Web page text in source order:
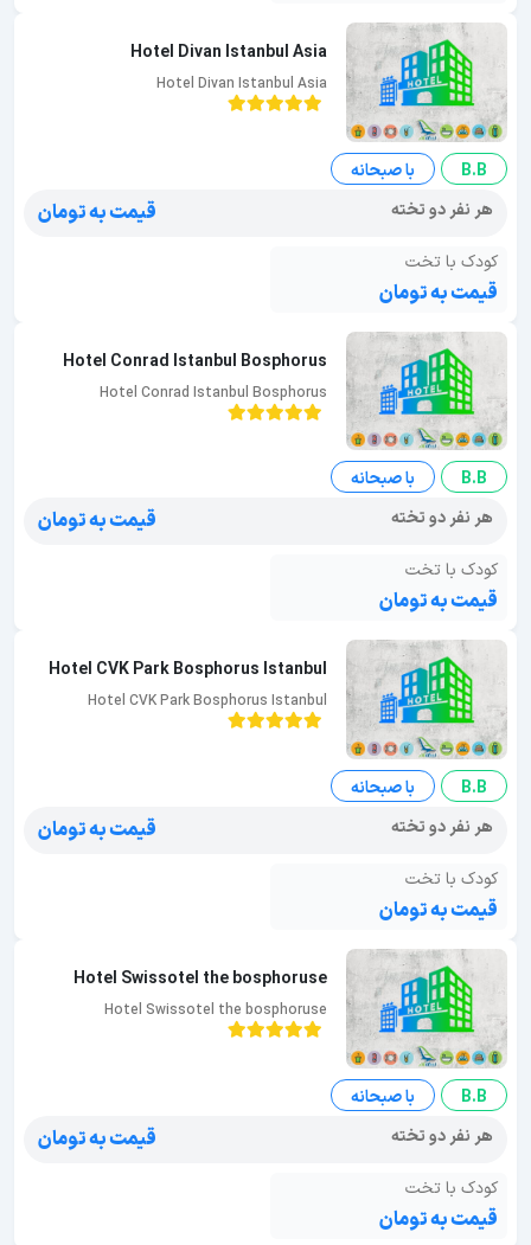
Hotel Divan Istanbul Asia
Hotel Divan Istanbul Asia
B.B
با صبحانه
هر نفر دو تخته
قیمت به تومان
کودک با تخت
قیمت به تومان
Hotel Conrad Istanbul Bosphorus
Hotel Conrad Istanbul Bosphorus
B.B
با صبحانه
هر نفر دو تخته
قیمت به تومان
کودک با تخت
قیمت به تومان
Hotel CVK Park Bosphorus Istanbul
Hotel CVK Park Bosphorus Istanbul
B.B
با صبحانه
هر نفر دو تخته
قیمت به تومان
کودک با تخت
قیمت به تومان
Hotel Swissotel the bosphoruse
Hotel Swissotel the bosphoruse
B.B
با صبحانه
هر نفر دو تخته
قیمت به تومان
کودک با تخت
قیمت به تومان